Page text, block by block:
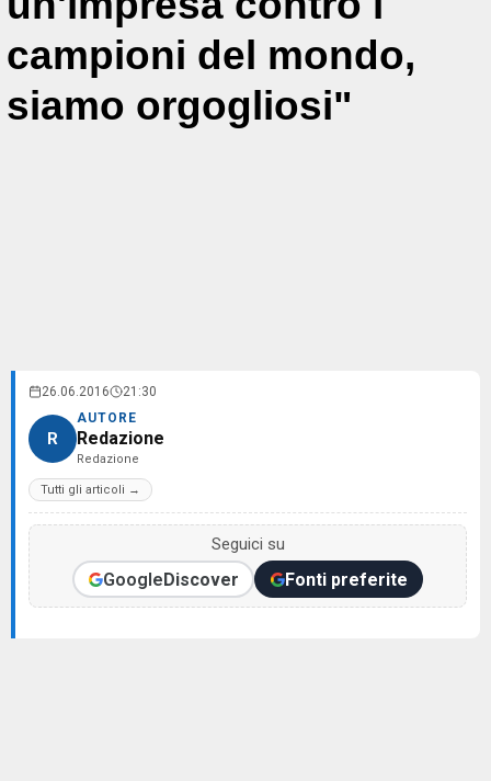
campioni del mondo,
siamo orgogliosi"
26.06.2016 21:30
R
AUTORE
Redazione
Redazione
Tutti gli articoli →
Seguici su
GoogleDiscover Fonti preferite